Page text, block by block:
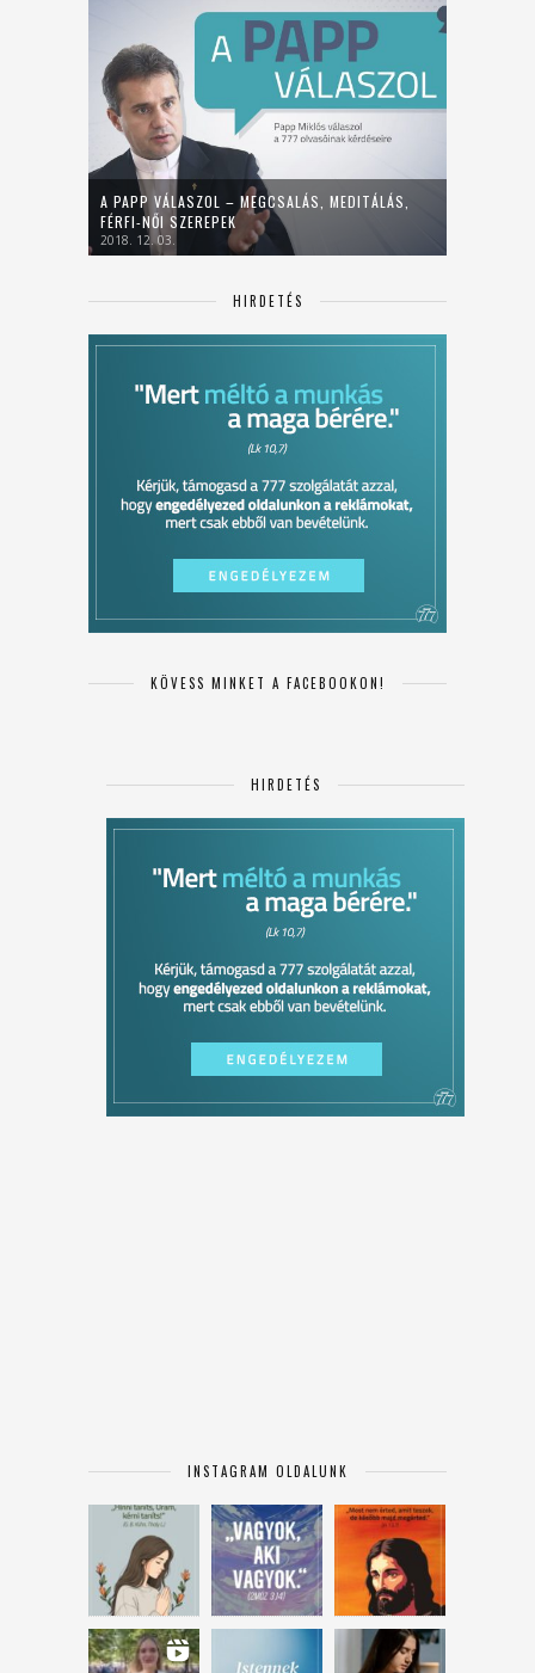
A PAPP VÁLASZOL – MEGCSALÁS, MEDITÁLÁS,
FÉRFI-NŐI SZEREPEK
2018. 12. 03.
HIRDETÉS
KÖVESS MINKET A FACEBOOKON!
HIRDETÉS
INSTAGRAM OLDALUNK